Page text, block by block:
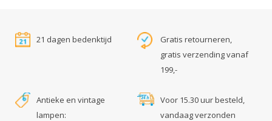
21 dagen bedenktijd
Gratis retourneren,
gratis verzending vanaf
199,-
Antieke en vintage
lampen:
Voor 15.30 uur besteld,
vandaag verzonden